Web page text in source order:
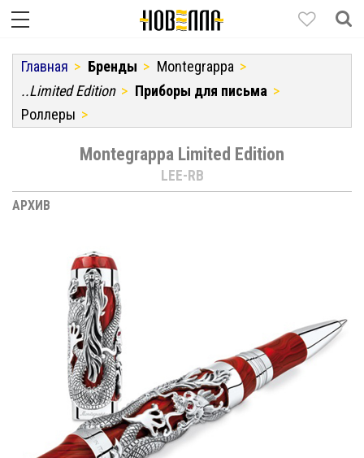
Главная Бренды
Montegrappa
..Limited Edition
Приборы для письма
Роллеры
Montegrappa Limited Edition
LEE-RB
АРХИВ